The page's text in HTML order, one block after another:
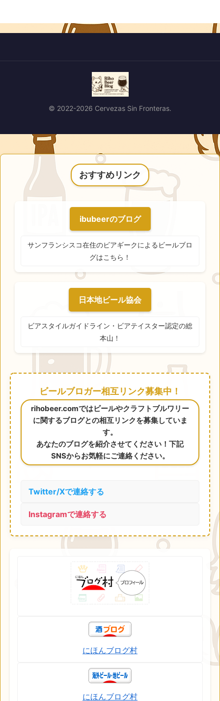
© 2022-2026 Cervezas Sin Fronteras.
おすすめリンク
ibubeerのブログ
サンフランシスコ在住のビアギークによるビールブロ
グはこちら！
日本地ビール協会
ビアスタイルガイドライン・ビアテイスター認定の総
本山！
ビールブロガー相互リンク募集中！
rihobeer.comではビールやクラフトブルワリー
に関するブログとの相互リンクを募集していま
す。
あなたのブログを紹介させてください！下記
SNSからお気軽にご連絡ください。
Twitter/Xで連絡する
Instagramで連絡する
にほんブログ村
にほんブログ村